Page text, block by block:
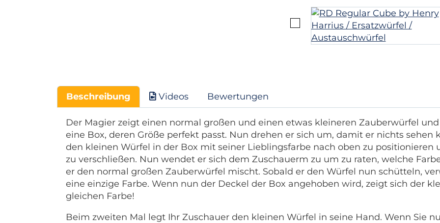
Beschreibung Videos Bewertungen
Der Magier zeigt einen normal großen und einen etwas kleineren Zauberwürfel
eine Box, deren Größe perfekt passt. Nun drehen er sich um, damit er nichts sehen
den kleinen Würfel in der Box mit seiner Lieblingsfarbe nach oben zu positionieren
zu verschließen. Nun wendet er sich dem Zuschauerm zu um zu raten, welche
er den normal großen Zauberwürfel mischt. Sobald er den Würfel nun schütteln,
eine einzige Farbe. Wenn nun der Deckel der Box angehoben wird, zeigt sich der
gleichen Farbe!
Beim zweiten Mal legt Ihr Zuschauer den kleinen Würfel in seine Hand. Wenn Sie